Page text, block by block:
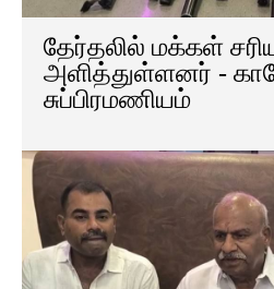
தேர்தலில் மக்கள்
அளித்துள்ளனர் -
சுப்பிரமணியம்